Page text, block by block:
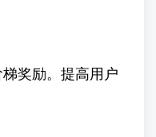
奖励。提高用户